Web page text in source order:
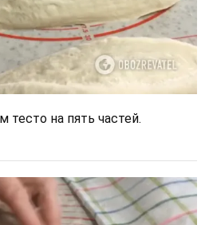
тесто на пять частей.